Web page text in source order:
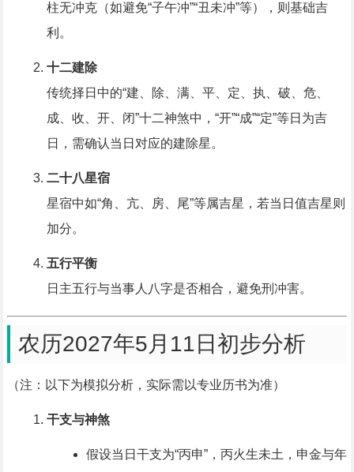
柱无冲克（如避免“子午冲”“丑未冲”等），则基础吉
利。
十二建除
传统择日中的“建、除、满、平、定、执、破、危、
成、收、开、闭”十二神煞中，“开”“成”“定”等日为吉
日，需确认当日对应的建除星。
二十八星宿
星宿中如“角、亢、房、尾”等属吉星，若当日值吉星则
加分。
五行平衡
日主五行与当事人八字是否相合，避免刑冲害。
农历2027年5月11日初步分析
（注：以下为模拟分析，实际需以专业历书为准）
干支与神煞
假设当日干支为“丙申”，丙火生未土，申金与年